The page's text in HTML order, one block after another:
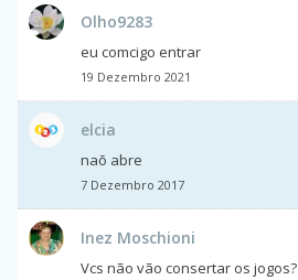
Olho9283
eu comcigo entrar
19 Dezembro 2021
elcia
naõ abre
7 Dezembro 2017
Inez Moschioni
Vcs não vão consertar os jogos?